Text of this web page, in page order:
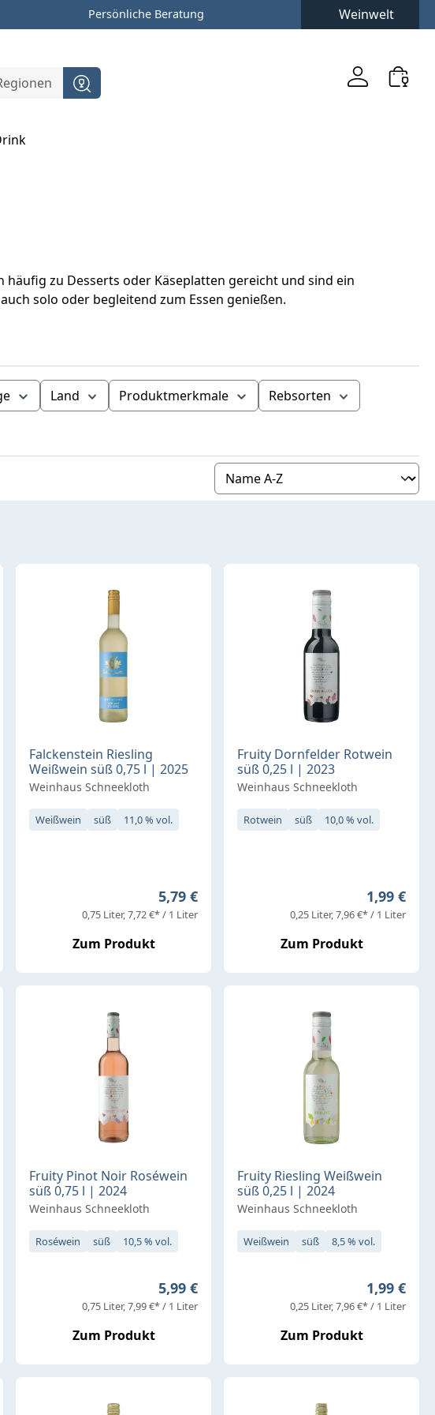
Persönliche Beratung Weinwelt
zu Desserts oder Käseplatten gereicht und sind ein
solo oder begleitend zum Essen genießen.
Land Produktmerkmale
Rebsorten
Preis:
Falckenstein Riesling
Weißwein süß 0,75 l | 2025
Weinhaus Schneekloth
Weißwein süß 11,0 % vol.
Regulärer Preis:
5,79 €
0,75 Liter 7,72 €* / 1 Liter
Zum Produkt
Fruity Dornfelder Rotwein
süß 0,25 l | 2023
Weinhaus Schneekloth
Rotwein süß 10,0 % vol.
Regulärer
1,99 €
0,25 Liter 7,96 €* / 1 Liter
Zum Produkt
Preis:
Fruity Pinot Noir Roséwein
süß 0,75 l | 2024
Weinhaus Schneekloth
Roséwein süß 10,5 % vol.
Regulärer Preis:
5,99 €
0,75 Liter 7,99 €* / 1 Liter
Zum Produkt
Fruity Riesling Weißwein
süß 0,25 l | 2024
Weinhaus Schneekloth
Weißwein süß 8,5 % vol.
Regulärer
1,99 €
0,25 Liter 7,96 €* / 1 Liter
Zum Produkt